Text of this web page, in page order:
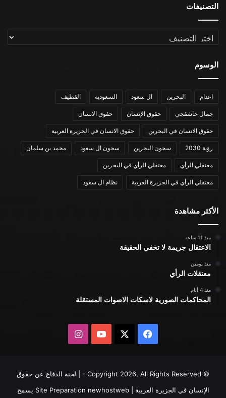
التصنيفات
التصنيفات
الوسوم
اعدام البحرين ال سعود السعودية القطيف
جمال خاشقجي حقوق الإنسان حقوق الانسان
حقوق الانسان في البحرين حقوق الانسان في الجزيرة العربية
رؤية 2030 سجون البحرين سجون ال سعود محمد بن سلمان
معتقلي الرأي معتقلي الرأي في البحرين
معتقلي الرأي في الجزيرة العربية نظام ال سعود
الأكثر مشاهدة
منذ 11 ساعة
الاعتقال جريمة لا تخفي الحقيقة
منذ يومين
معتقلات الرأي
منذ 4 أيام
المحاكمات الصورية لاسكات الاصوات المستقلة
فيسبوك يوتيوبانستقرام
© Copyright 2026, All Rights Reserved - | لجنة الدفاع عن حقوق
الإنسان في الجزيرة العربية | Site Preparationnewhostweb يسمح